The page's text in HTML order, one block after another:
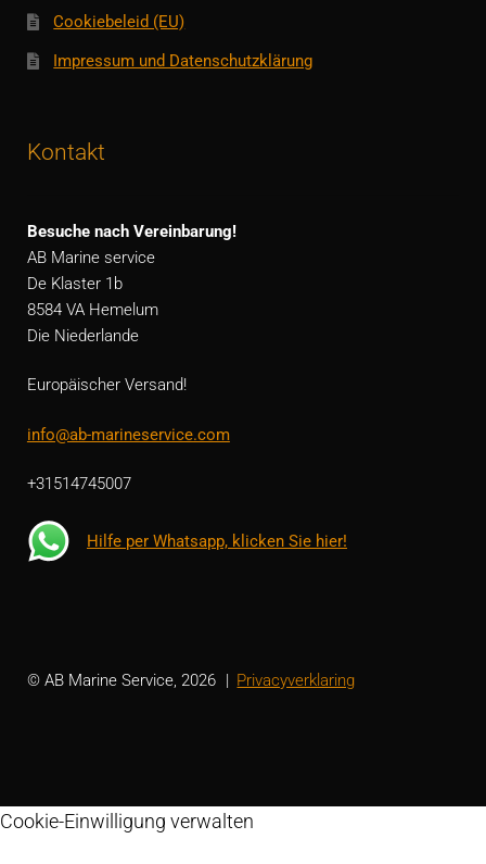
Cookiebeleid (EU)
Impressum und Datenschutzklärung
Kontakt
Besuche nach Vereinbarung!
AB Marine service
De Klaster 1b
8584 VA Hemelum
Die Niederlande
Europäischer Versand!
info@ab-marineservice.com
+31514745007
Hilfe per Whatsapp, klicken Sie hier!
© AB Marine Service, 2026 Privacyverklaring
Cookie-Einwilligung verwalten